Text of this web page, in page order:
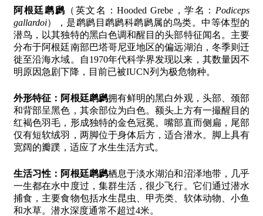
阿根廷䴙䴘 （英文名：Hooded Grebe，学名： Podiceps
gallardoi），是䴙䴘目䴙䴘科䴙䴘属的鸟类。中等体型的
潜鸟，以其独特的黑白色调和醒目的头部特征闻名。主要
分布于阿根廷南部巴塔哥尼亚地区的偏远湖泊，冬季则迁
徙至沿海水域。自1970年代科学界发现以来，其数量因不
明原因急剧下降，目前已被IUCN列为极危物种。
外形特征： 阿根廷䴙䴘拥有鲜明的黑白外观，头部、颈部
和背部呈黑色，其余部位为白色。额头上方有一撮醒目的
红褐色羽毛，形成独特的金色冠冕。嘴部直而侧扁，尾部
仅有短软绒羽，两脚位于身体后方，适合潜水。脚上具有
宽阔的瓣蹼，适应了水生生活方式。
生活习性： 阿根廷䴙䴘栖息于淡水湖泊和沼泽地带，几乎
一生都在水中度过，集群生活，很少飞行。它们通过潜水
捕食，主要食物包括水生昆虫、甲壳类、软体动物、小鱼
和水草。潜水深度通常不超过4米。